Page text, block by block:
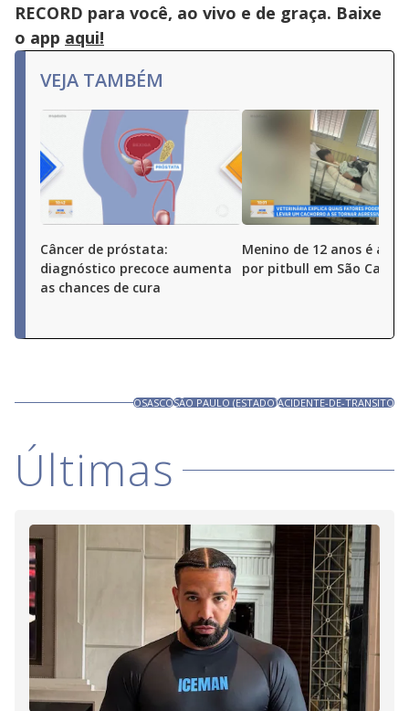
RECORD para você, ao vivo e de graça. Baixe
o app aqui!
VEJA TAMBÉM
Câncer de próstata:
diagnóstico precoce aumenta
as chances de cura
Menino de 12 anos é
por pitbull em São Carlos
OSASCOSÃO PAULO (ESTADO)ACIDENTE-DE-TRANSITO
Últimas